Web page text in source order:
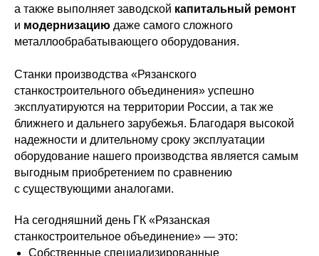
а также выполняет заводской капитальный ремонт
и модернизацию даже самого сложного
металлообрабатывающего оборудования.
Станки производства «Рязанского
станкостроительного объединения» успешно
эксплуатируются на территории России, а так же
ближнего и дальнего зарубежья. Благодаря высокой
надежности и длительному сроку эксплуатации
оборудование нашего производства является самым
выгодным приобретением по сравнению
с существующими аналогами.
На сегодняшний день ГК «Рязанская
станкостроительное объединение» — это:
Собственные специализированные